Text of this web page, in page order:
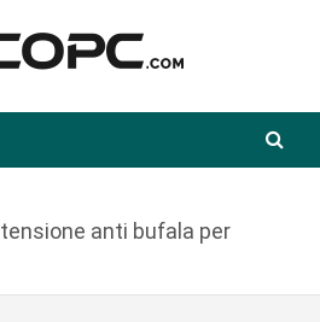
anti bufala per